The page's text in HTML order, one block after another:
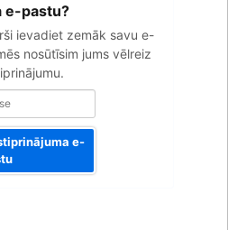
e-pastu?
ievadiet zemāk savu e-
nosūtīsim jums vēlreiz
e-